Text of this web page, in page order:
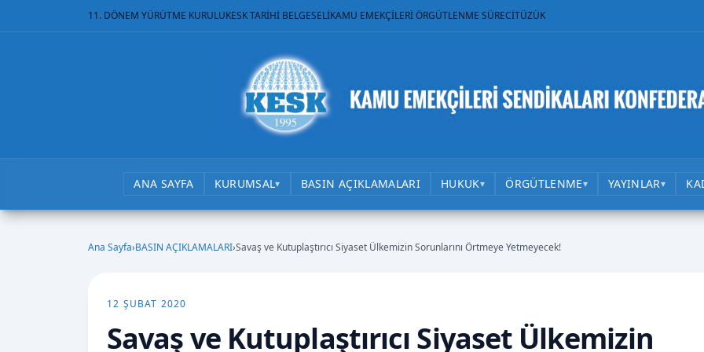
11. DÖNEM YÜRÜTME KURULUKESK TARİHİ BELGESELİKAMU EMEKÇİLERİ ÖRGÜTLENME SÜRECİTÜZÜK
ANA SAYFA KURUMSAL▾ BASIN AÇIKLAMALARI HUKUK▾ ÖRGÜTLENME▾ YAYINLAR▾
Ana Sayfa›BASIN AÇIKLAMALARI›Savaş ve Kutuplaştırıcı Siyaset Ülkemizin Sorunlarını Örtmeye Yetmeyecek!
12 ŞUBAT 2020
Savaş ve Kutuplaştırıcı Siyaset Ülkemizin